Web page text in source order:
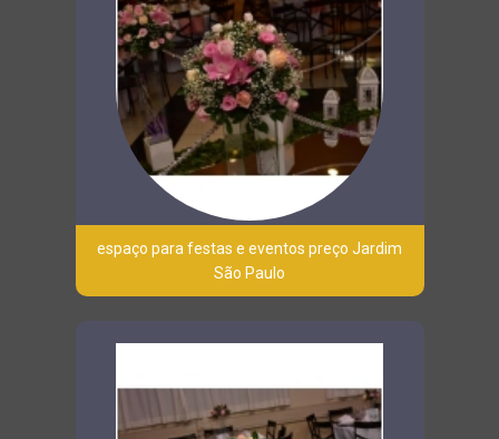
espaço para festas e eventos preço Jardim
São Paulo